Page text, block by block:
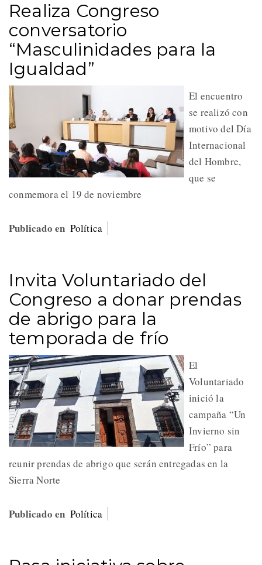
Realiza Congreso
conversatorio
“Masculinidades para la
Igualdad”
El encuentro
se realizó con
motivo del Día
Internacional
del Hombre,
que se
conmemora el 19 de noviembre
Publicado en Política
Invita Voluntariado del
Congreso a donar prendas
de abrigo para la
temporada de frío
El
Voluntariado
inició la
campaña “Un
Invierno sin
Frío” para
reunir prendas de abrigo que serán entregadas en la
Sierra Norte
Publicado en Política